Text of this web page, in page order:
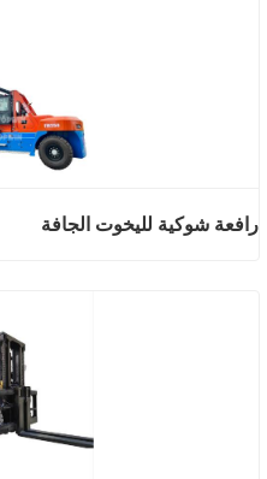
رافعة شوكية لليخوت الجافة